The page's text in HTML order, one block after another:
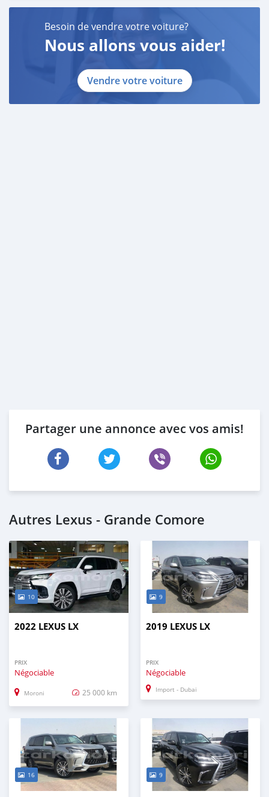
Besoin de vendre votre voiture?
Nous allons vous aider!
Vendre votre voiture
Partager une annonce avec vos amis!
Autres Lexus - Grande Comore
10
2022 LEXUS LX
PRIX
Négociable
Moroni 25 000 km
9
2019 LEXUS LX
PRIX
Négociable
Import - Dubai
16 9